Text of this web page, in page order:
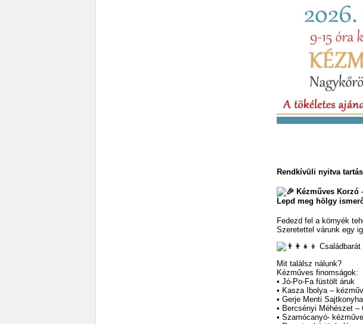
Rendkívüli nyitva
Kézműves
Lepd meg hölgy
Fedezd fel a környék
Szeretettel várunk egy
Mit találsz nálunk?
Kézműves finomságok:
• Jó-Po-Fa füstölt áruk
• Kasza Ibolya –
• Gerje Menti
• Bercsényi Méhészet
• Szamócanyó-